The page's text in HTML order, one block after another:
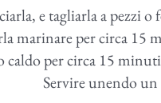
e tagliarla a pezzi
marinare per circa
caldo per circa 15
Servire unendo